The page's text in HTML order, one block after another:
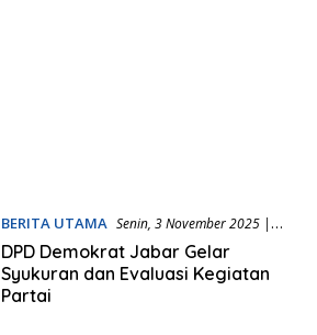
BERITA UTAMA Senin, 3 November 2025 |
10:31 WIB
DPD Demokrat Jabar Gelar
Syukuran dan Evaluasi Kegiatan
Partai